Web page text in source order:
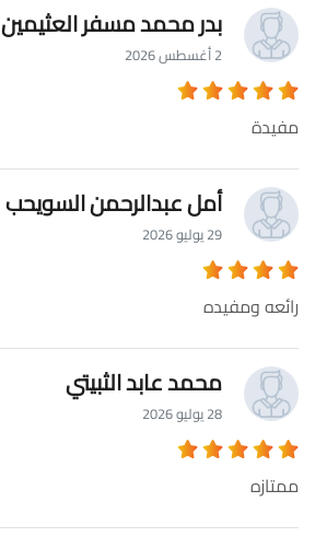
بدر محمد مسفر العثيمين
2 أغسطس 2026
مفيدة
أمل عبدالرحمن السويحب
29 يوليو 2026
رائعه ومفيده
محمد عابد الثبيتي
28 يوليو 2026
ممتازه